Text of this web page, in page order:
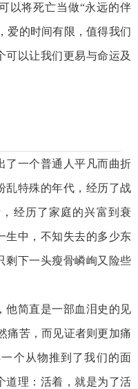
以将死亡当做“永远的伴
爱的时间有限，值得我们
可以让我们更易与命运及
了一个普通人平凡而曲折
乱特殊的年代，经历了战
经历了家庭的兴富到衰
生中，不知失去的多少东
剩下一头瘦骨嶙峋又险些
他简直是一部血泪史的见
痛苦，而见证者则更加痛
个从物推到了我们的面
道理：活着，就是为了活